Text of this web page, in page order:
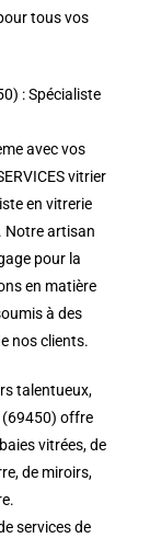
tous vos
: Spécialiste
avec vos
vitrier
en vitrerie
Notre artisan
pour la
en matière
à des
nos clients.
talentueux,
(69450) offre
vitrées, de
de miroirs,
services de